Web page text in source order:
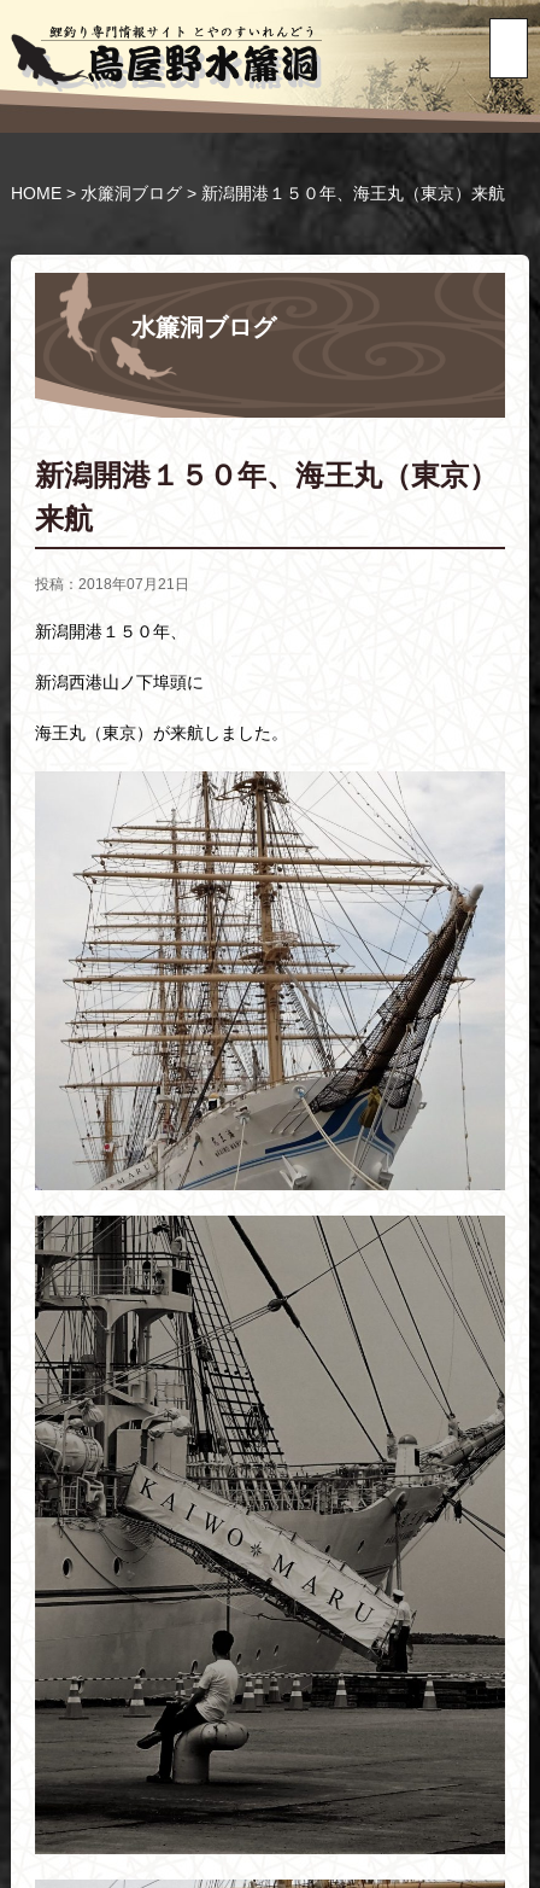
HOME> 水簾洞ブログ> 新潟開港１５０年、海王丸（東京）来航
水簾洞ブログ
新潟開港１５０年、海王丸（東京）
来航
投稿：2018年07月21日
新潟開港１５０年、
新潟西港山ノ下埠頭に
海王丸（東京）が来航しました。